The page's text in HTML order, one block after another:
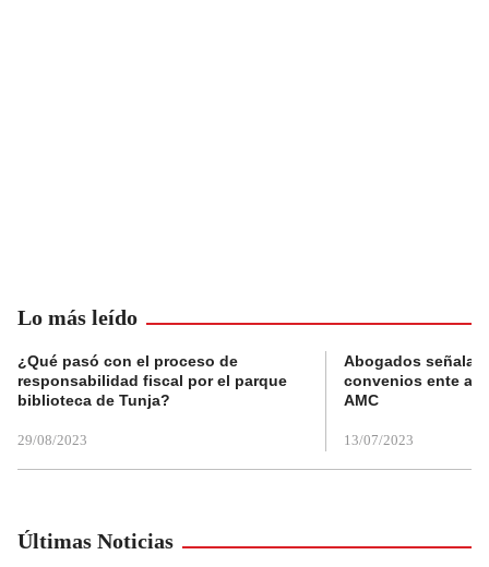
Lo más leído
¿Qué pasó con el proceso de
responsabilidad fiscal por el parque
biblioteca de Tunja?
29/08/2023
Abogados
convenios ente
AMC
13/07/2023
Últimas Noticias